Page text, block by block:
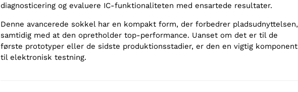
diagnosticering og evaluere IC-funktionaliteten med ensartede resultater.
Denne avancerede sokkel har en kompakt form, der forbedrer pladsudnyttelsen,
samtidig med at den opretholder top-performance. Uanset om det er til de
første prototyper eller de sidste produktionsstadier, er den en vigtig komponent
til elektronisk testning.